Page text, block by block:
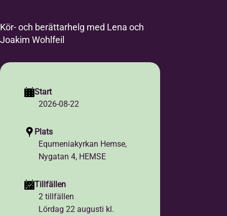
Kör- och berättarhelg med Lena och
Joakim Wohlfeil
Start
2026-08-22
Plats
Equmeniakyrkan Hemse,
Nygatan 4, HEMSE
Tillfällen
2 tillfällen
Lördag 22 augusti kl.